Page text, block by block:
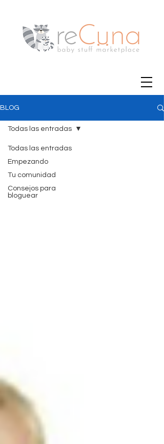
BLOG
Todas las entradas
Empezando
Tu comunidad
Consejos para
bloguear
Todas las entradas